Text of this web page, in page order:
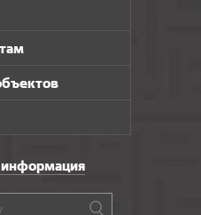
информация